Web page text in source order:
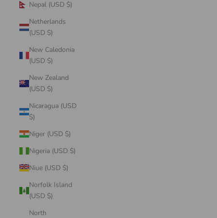
Nepal (USD $)
Netherlands
(USD $)
New Caledonia
(USD $)
New Zealand
(USD $)
Nicaragua (USD
$)
Niger (USD $)
Nigeria (USD $)
Niue (USD $)
Norfolk Island
(USD $)
North